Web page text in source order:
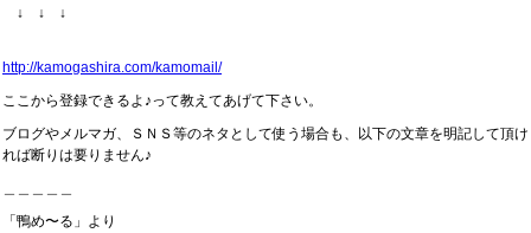
↓ ↓ ↓
http://kamogashira.com/kamomail/
ここから登録できるよ♪って教えてあげて下さい。
ブログやメルマガ、ＳＮＳ等のネタとして使う場合も、以下の文章を明記して頂け
れば断りは要りません♪
「鴨め〜る」より